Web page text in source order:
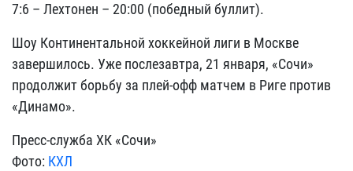
7:6 – Лехтонен – 20:00 (победный буллит).
Шоу Континентальной хоккейной лиги в Москве
завершилось. Уже послезавтра, 21 января, «Сочи»
продолжит борьбу за плей-офф матчем в Риге против
«Динамо».
Пресс-служба ХК «Сочи»
Фото: КХЛ